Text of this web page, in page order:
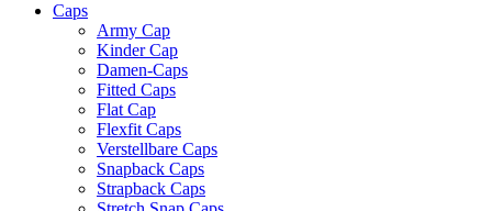
Caps
Army Cap
Kinder Cap
Damen-Caps
Fitted Caps
Flat Cap
Flexfit Caps
Verstellbare Caps
Snapback Caps
Strapback Caps